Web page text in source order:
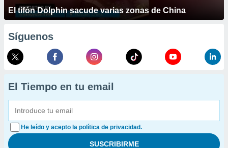
El tifón Dolphin sacude varias zonas de China
Síguenos
El Tiempo en tu email
He leído y acepto la política de privacidad.